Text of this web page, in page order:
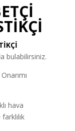
bulabilirsiniz.
hava